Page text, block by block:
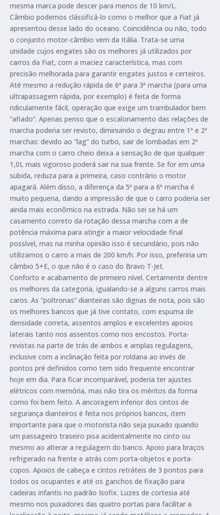
mesma marca pode descer para menos de 10 km/L.
Câmbio podemos clássificá-lo como o melhor que a Fiat já
apresentou desse lado do oceano. Coincidência ou não, todo
o conjunto motor-câmbio vem da Itália. Trata-se uma
unidade cujos engates são os melhores já utilizados por
carros da Fiat, com a maciez característica, mas com
precisão melhorada para garantir engates justos e certeiros.
Até mesmo a redução rápida de 6ª para 3ª marcha (para uma
ultrapassagem rápida, por exemplo) é feita de forma
ridiculamente fácil, operação que exige um trambulador bem
“afiado”. Apenas penso que o escalonamento das relações de
marcha poderia ser revisto, diminuindo o degrau entre 1ª e 2ª
marchas: devido ao “lag” do turbo, sair de lombadas em 2ª
marcha com o carro cheio deixa a sensação de que qualquer
1,0L mais vigoroso poderá sair na sua frente. Se for em uma
subida, reduza para a primeira, caso contrário o motor
apagará. Além disso, a diferença da 5ª para a 6ª marcha é
muito pequena, dando a impressão de que o carro poderia ser
ainda mais econômico na estrada. Não sei se há um
casamento correto da rotação dessa marcha com a de
potência máxima para atingir a maior velocidade final
possível, mas na minha opinião isso é secundário, pois não
utilizamos o carro a mais de 200 km/h. Por isso, preferiria um
câmbio 5+E, o que não é o caso do Bravo T-Jet.
Conforto e acabamento de primeiro nível. Certamente dentre
os melhores da categoria, igualando-se a alguns carros mais
caros. As “poltronas” dianteiras são dignas de nota, pois são
os melhores bancos que já tive contato, com espuma de
densidade correta, assentos amplos e excelentes apoios
laterais tanto nos assentos como nos encostos. Porta-
revistas na parte de trás de ambos e amplas regulagens,
inclusive com a inclinação feita por roldana ao invés de
pontos pré definidos como tem sido frequente encontrar
hoje em dia. Para ficar incomparável, poderia ter ajustes
elétricos com memória, mas não tira os méritos da forma
como foi bem feito. A ancoragem inferior dos cintos de
segurança dianteiros é feita nos próprios bancos, item
importante para que o motorista não seja puxado quando
um passageiro traseiro pisa acidentalmente no cinto ou
mesmo ao alterar a regulagem do banco. Apoio para braços
refrigerado na frente e atrás com porta-objetos e porta-
copos. Apoios de cabeça e cintos retráteis de 3 pontos para
todos os ocupantes e até os ganchos de fixação para
cadeiras infantis no padrão Isofix. Luzes de cortesia até
mesmo nos puxadores das quatro portas para facilitar a